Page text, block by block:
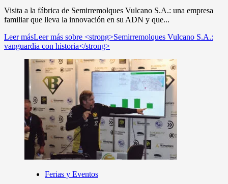
Visita a la fábrica de Semirremolques Vulcano S.A.: una empresa
familiar que lleva la innovación en su ADN y que...
Leer másLeer más sobre <strong>Semirremolques Vulcano S.A.:
vanguardia con historia</strong>
Ferias y Eventos